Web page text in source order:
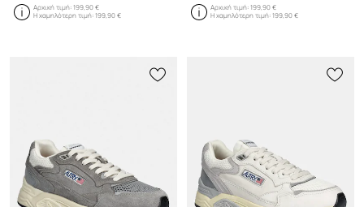
Αρχική τιμή:199,90 €
Η χαμηλότερη τιμή:199,90 €
Αρχική τιμή:199,90 €
Η χαμηλότερη τιμή:199,90 €